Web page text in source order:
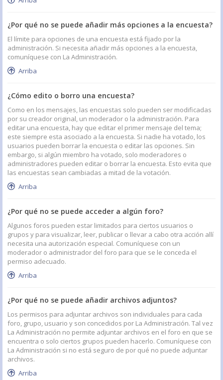
¿Por qué no se puede añadir más opciones a la encuesta?
El límite para opciones de una encuesta está fijado por la
administración. Si necesita añadir más opciones a la encuesta,
comuníquese con La Administración.
Arriba
¿Cómo edito o borro una encuesta?
Como en los mensajes, las encuestas solo pueden ser modificadas
por su creador original, un moderador o la administración. Para
editar una encuesta, hay que editar el primer mensaje del tema;
este siempre esta asociado a la encuesta. Si nadie ha votado, los
usuarios pueden borrar la encuesta o editar las opciones. Sin
embargo, si algún miembro ha votado, solo moderadores o
administradores pueden editar o borrar la encuesta. Esto evita que
las encuestas sean cambiadas a mitad de la votación.
Arriba
¿Por qué no se puede acceder a algún foro?
Algunos foros pueden estar limitados para ciertos usuarios o
grupos y para visualizar, leer, publicar o llevar a cabo otra acción allí
necesita una autorización especial. Comuníquese con un
moderador o administrador del foro para que se le conceda el
permiso adecuado.
Arriba
¿Por qué no se puede añadir archivos adjuntos?
Los permisos para adjuntar archivos son individuales para cada
foro, grupo, usuario y son concedidos por La Administración. Tal vez
La Administración no permite adjuntar archivos en el foro en que se
encuentra o solo ciertos grupos pueden hacerlo. Comuníquese con
La Administración si no está seguro de por qué no puede adjuntar
archivos.
Arriba